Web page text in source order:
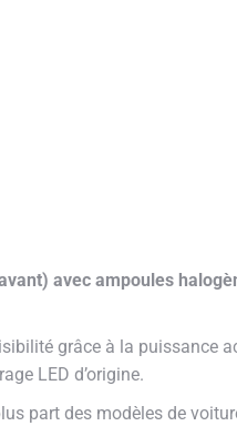
avec ampoules
grâce à la puissance
LED d’origine.
part des modèles de